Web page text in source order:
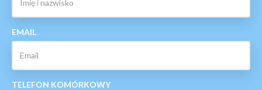
EMAIL
TELEFON KOMÓRKOWY